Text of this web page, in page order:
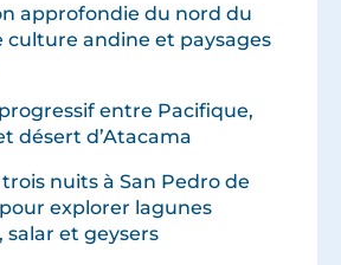
approfondie du nord du
culture andine et paysages
entre Pacifique,
désert d’Atacama
nuits à San Pedro de
explorer lagunes
salar et geysers